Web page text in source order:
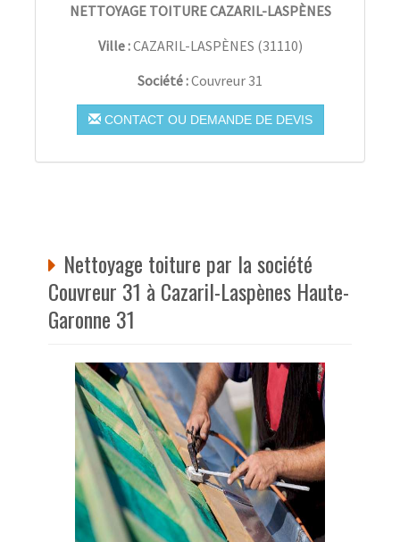
NETTOYAGE TOITURE CAZARIL-LASPÈNES
Ville :CAZARIL-LASPÈNES (31110)
Société :Couvreur 31
CONTACT OU DEMANDE DE DEVIS
Nettoyage toiture par la société
Couvreur 31 à Cazaril-Laspènes Haute-
Garonne 31